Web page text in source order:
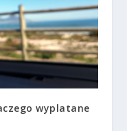
wyplatane